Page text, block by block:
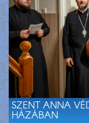
SZENT ANNA
HÁZÁBAN